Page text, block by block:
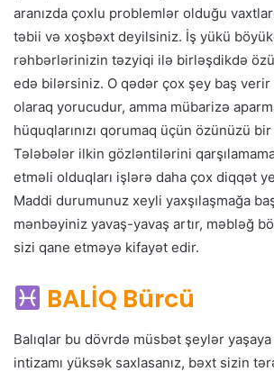
aranızda çoxlu problemlər olduğu
təbii və xoşbəxt deyilsiniz. İş yükü
rəhbərlərinizin təzyiqi ilə birləşdikdə
edə bilərsiniz. O qədər çox şey baş verir
olaraq yorucudur, amma mübarizə
hüquqlarınızı qorumaq üçün özünüzü
Tələbələr ilkin gözləntilərini
etməli olduqları işlərə daha çox diqqət
Maddi durumunuz xeyli yaxşılaşmağa
mənbəyiniz yavaş-yavaş artır, məbləğ
sizi qane etməyə kifayət edir.
BALİQ Bürcü
Balıqlar bu dövrdə müsbət şeylər
intizamı yüksək saxlasanız, bəxt sizin